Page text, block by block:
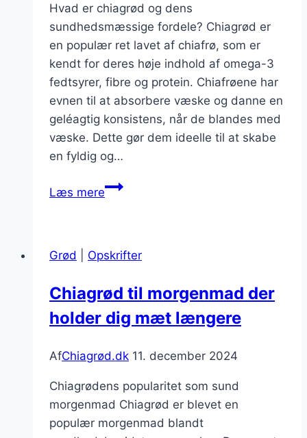
Hvad er chiagrød og dens
sundhedsmæssige fordele? Chiagrød er
en populær ret lavet af chiafrø, som er
kendt for deres høje indhold af omega-3
fedtsyrer, fibre og protein. Chiafrøene har
evnen til at absorbere væske og danne en
geléagtig konsistens, når de blandes med
væske. Dette gør dem ideelle til at skabe
en fyldig og…
Læs mereChiagrød
kaktusfigner
Grød Opskrifter
Chiagrød til morgenmad der
holder dig mæt længere
AfChiagrød.dk 11. december 2024
Chiagrødens popularitet som sund
morgenmad Chiagrød er blevet en
populær morgenmad blandt